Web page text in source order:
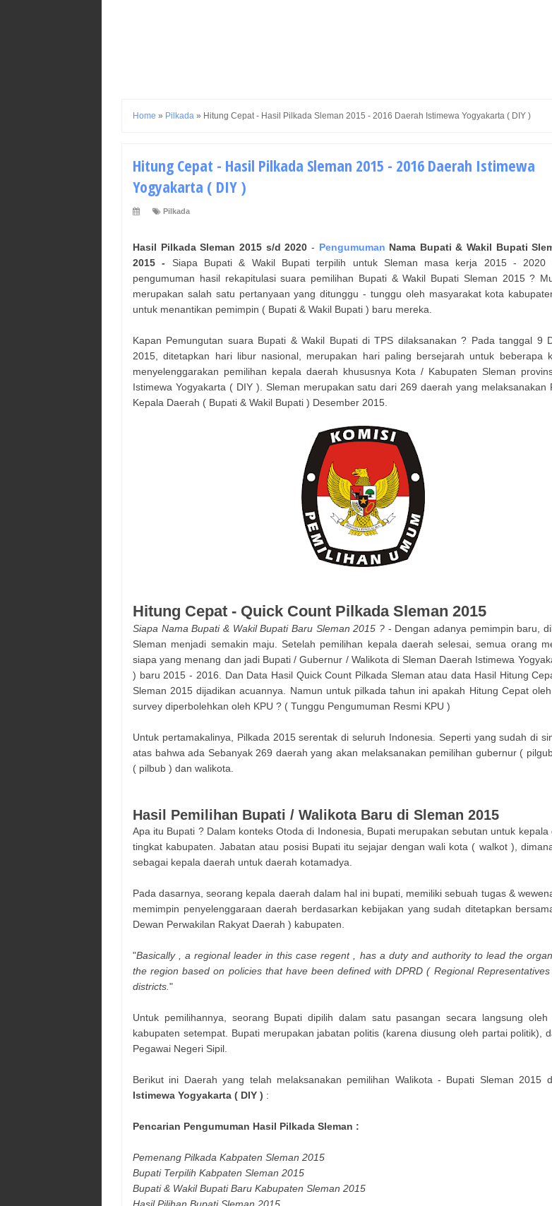
Home » Pilkada » Hitung Cepat - Hasil Pilkada Sleman 2015 - 2016 Daerah Istimewa Yogyakarta ( DIY )
Hitung Cepat - Hasil Pilkada Sleman 2015 - 2016 Daerah Istimewa
Yogyakarta ( DIY )
Pilkada
Hasil PilkadaSleman 2015 s/d 2020 - Pengumuman Nama Bupati & Wakil Bupati
2015 - Siapa Bupati & Wakil Bupatiterpilih untuk Sleman masa kerja 2015 - 2020
pengumuman hasil rekapitulasi suara pemilihan Bupati & Wakil Bupati Sleman 2015 ?
merupakan salah satu pertanyaan yang ditunggu - tunggu oleh masyarakat kota
untuk menantikan pemimpin ( Bupati & Wakil Bupati ) baru mereka.
Kapan Pemungutan suara Bupati & Wakil Bupatidi TPS dilaksanakan ? Pada tanggal 9
2015, ditetapkan hari libur nasional, merupakan hari paling bersejarah untuk beberapa
menyelenggarakan pemilihan kepala daerah khususnya Kota / Kabupaten Sleman
Istimewa Yogyakarta ( DIY )
Sleman merupakan satu dari 269 daerah yang melaksanakan
Kepala Daerah ( Bupati & Wakil Bupati ) Desember 2015.
Hitung Cepat - Quick Count Pilkada Sleman 2015
Siapa NamaBupati & Wakil BupatiBaru Sleman 2015 ? - Dengan adanya pemimpin baru,
Sleman menjadi semakin maju. Setelah pemilihan kepala daerah selesai, semua orang
siapa yang menang dan jadi Bupati / Gubernur / Walikota di Sleman Daerah Istimewa
) baru 2015 - 2016. Dan Data Hasil Quick Count Pilkada Sleman atau data Hasil Hitung
Sleman 2015 dijadikan acuannya. Namun untuk pilkada tahun ini apakah Hitung Cepat
survey diperbolehkan oleh KPU ? ( Tunggu Pengumuman Resmi KPU )
Untuk pertamakalinya, Pilkada 2015 serentak di seluruh Indonesia. Seperti yang sudah di
atas bahwa ada Sebanyak 269 daerah yang akan melaksanakan pemilihan gubernur (
( pilbub ) dan walikota.
Hasil Pemilihan Bupati / Walikota Baru di Sleman 2015
Apa itu Bupati ? Dalam konteks Otoda di Indonesia, Bupati merupakan sebutan untuk kepala
tingkat kabupaten. Jabatan atau posisi Bupati itu sejajar dengan wali kota ( walkot ),
sebagai kepala daerah untuk daerah kotamadya.
Pada dasarnya, seorang kepala daerah dalam hal ini bupati, memiliki sebuah tugas &
memimpin penyelenggaraan daerah berdasarkan kebijakan yang sudah ditetapkan
Dewan Perwakilan Rakyat Daerah ) kabupaten.
"Basically , a regional leader in this case regent , has a duty and authority to lead the
the region based on policies that have been defined with DPRD ( Regional
districts. "
Untuk pemilihannya, seorang Bupati dipilih dalam satu pasangan secara langsung
kabupaten setempat. Bupati merupakan jabatan politis (karena diusung oleh partai politik),
Pegawai Negeri Sipil.
Berikut ini Daerah yang telah melaksanakan pemilihan Walikota - Bupati Sleman 2015
Istimewa Yogyakarta ( DIY ) :
Pencarian Pengumuman Hasil Pilkada Sleman :
Pemenang Pilkada Kabpaten Sleman 2015
Bupati Terpilih Kabpaten Sleman 2015
Bupati & Wakil Bupati Baru Kabupaten Sleman 2015
Hasil Pilihan BupatiSleman 2015